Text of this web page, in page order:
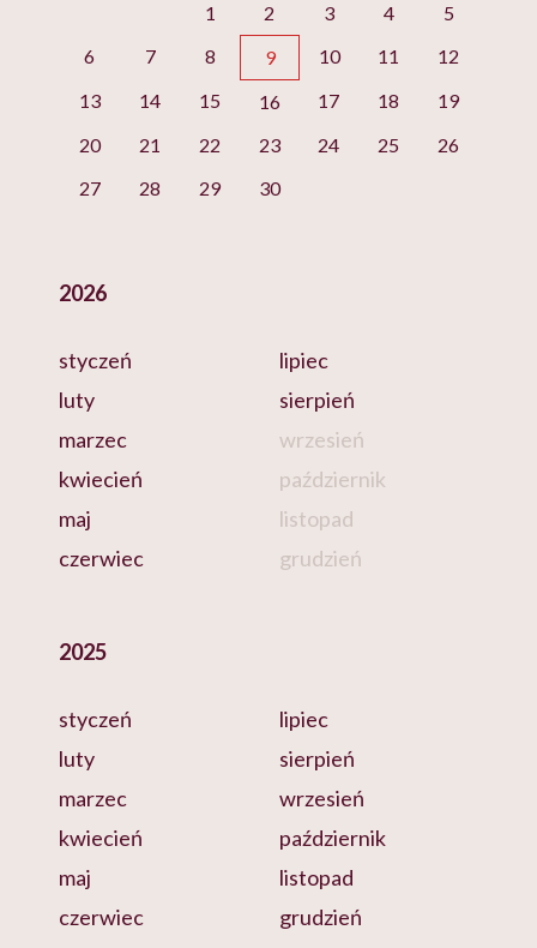
1
2 3 4
5
6
7 8 9 10 11
12
13
14 15 16 17 18
19
20
21 22 23 24 25
26
27
28 29 30
2026
styczeń
luty
marzec
kwiecień
maj
czerwiec
lipiec
sierpień
wrzesień
październik
listopad
grudzień
2025
styczeń
luty
marzec
kwiecień
maj
czerwiec
lipiec
sierpień
wrzesień
październik
listopad
grudzień